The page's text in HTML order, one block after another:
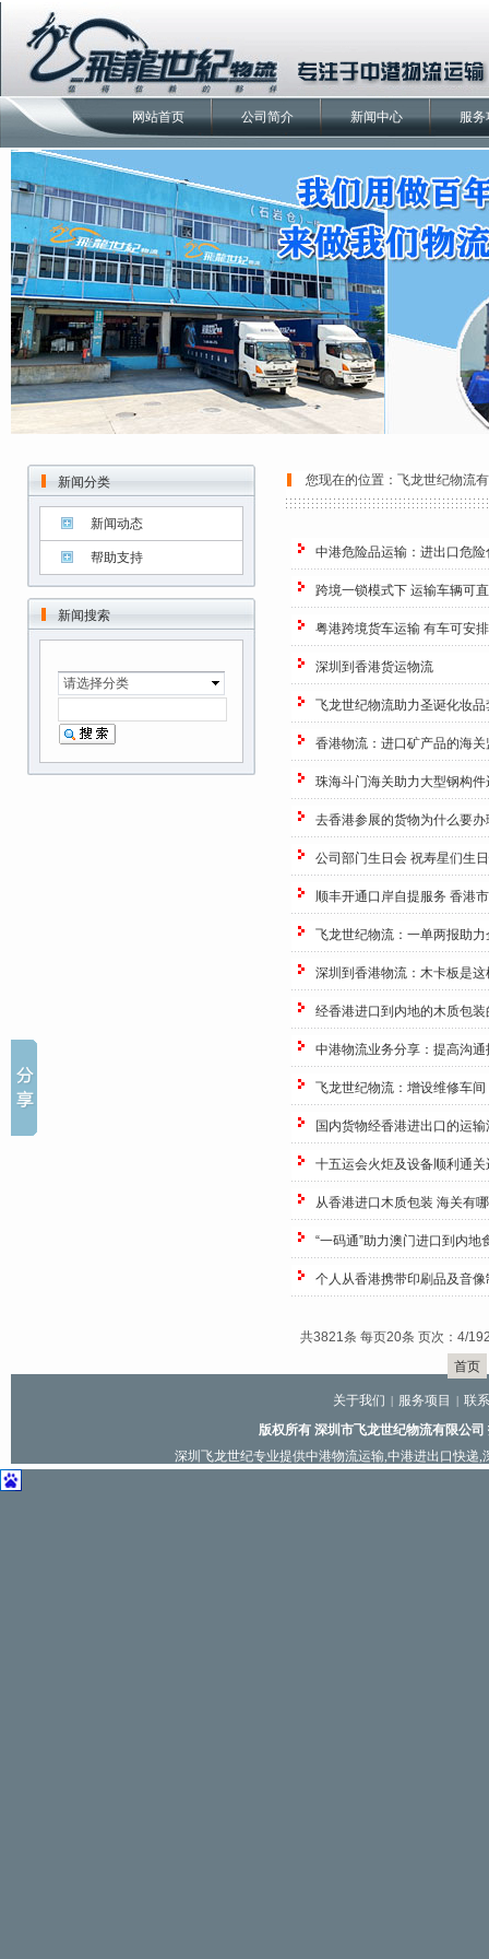
网站首页 公司简介 新闻中心 服务
您现在的位置： 飞龙世纪物流
新闻搜索
请选择分类
中港危险品运输：进出口危
跨境一锁模式下 运输车辆可
粤港跨境货车运输 有车可安排
深圳到香港货运物流
飞龙世纪物流助力圣诞化妆
香港物流：进口矿产品的海
珠海斗门海关助力大型钢构
去香港参展的货物为什么要办
公司部门生日会 祝寿星们生
顺丰开通口岸自提服务 香港
飞龙世纪物流：一单两报助
深圳到香港物流：木卡板是
经香港进口到内地的木质包
中港物流业务分享：提高沟
飞龙世纪物流：增设维修车
国内货物经香港进出口的运输
十五运会火炬及设备顺利通
从香港进口木质包装 海关有
“一码通”助力澳门进口到内地
个人从香港携带印刷品及音
共3821条 每页20条 页次：4/
首页
新闻分类
新闻动态
帮助支持
关于我们 | 服务项目 | 联
版权所有 深圳市飞龙世纪物流有限公司
深圳飞龙世纪专业提供中港物流运输,中港进出口快递,